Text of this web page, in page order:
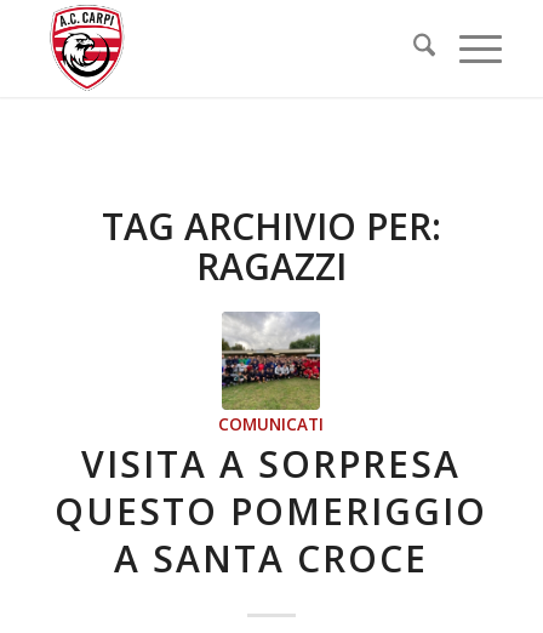
TAG ARCHIVIO PER:
RAGAZZI
COMUNICATI
VISITA A SORPRESA
QUESTO POMERIGGIO
A SANTA CROCE